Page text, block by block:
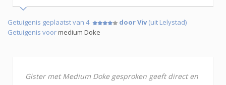
Getuigenis geplaatst van 4 door Viv(uit Lelystad)
Getuigenis voormedium Doke
Gister met Medium Doke gesproken geeft direct en